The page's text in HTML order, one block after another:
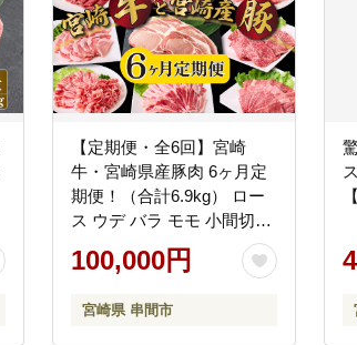
【定期便・全6回】宮崎
牛・宮崎県産豚肉 6ヶ月定
期便！（合計6.9kg） ロー
ス ウデ バラ モモ 小間切れ
とんかつ 焼肉 しゃぶしゃ
ぶ BBQ 宮崎県_K030-T002
100,000円
宮崎県 串間市